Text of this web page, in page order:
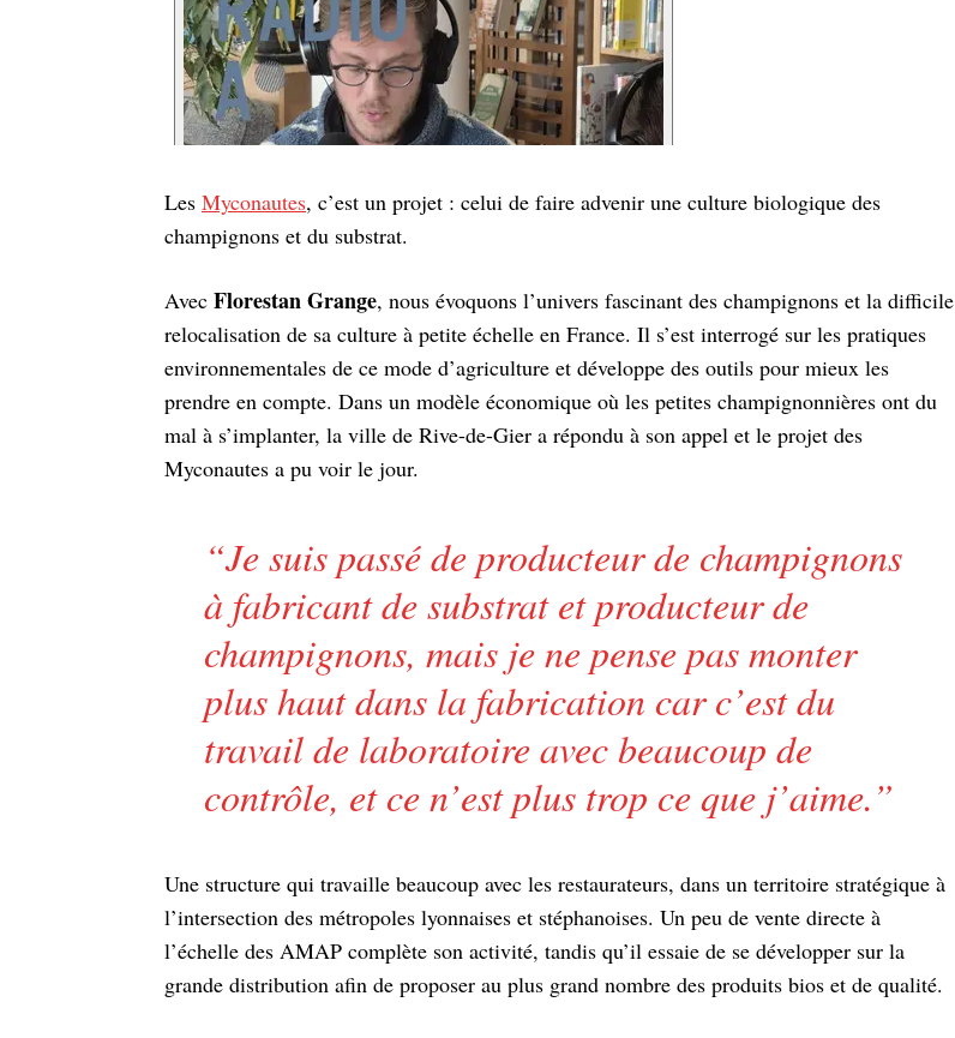
Les Myconautes, c’est un projet : celui de faire advenir une culture biologique des
champignons et du substrat.
Avec Florestan Grange, nous évoquons l’univers fascinant des champignons et la difficile
relocalisation de sa culture à petite échelle en France. Il s’est interrogé sur les pratiques
environnementales de ce mode d’agriculture et développe des outils pour mieux les
prendre en compte. Dans un modèle économique où les petites champignonnières ont du
mal à s’implanter, la ville de Rive-de-Gier a répondu à son appel et le projet des
Myconautes a pu voir le jour.
“Je suis passé de producteur de champignons
à fabricant de substrat et producteur de
champignons, mais je ne pense pas monter
plus haut dans la fabrication car c’est du
travail de laboratoire avec beaucoup de
contrôle, et ce n’est plus trop ce que j’aime.”
Une structure qui travaille beaucoup avec les restaurateurs, dans un territoire stratégique à
l’intersection des métropoles lyonnaises et stéphanoises. Un peu de vente directe à
l’échelle des AMAP complète son activité, tandis qu’il essaie de se développer sur la
grande distribution afin de proposer au plus grand nombre des produits bios et de qualité.